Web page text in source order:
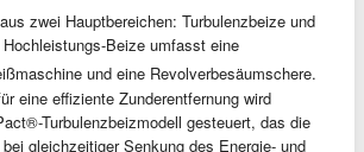
zwei Hauptbereichen: Turbulenzbeize und
Beize umfasst eine
und eine Revolverbesäumschere.
eine effiziente Zunderentfernung wird
Turbulenzbeizmodell gesteuert, das die
gleichzeitiger Senkung des Energie- und